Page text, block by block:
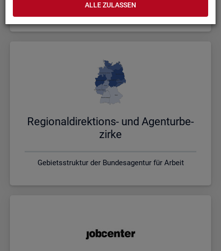
ALLE ZULASSEN
Politische Gebietsstruktur
Re­gio­nal­di­rek­ti­ons- und Agen­tur­be­
zir­ke
Gebietsstruktur der Bundesagentur für Arbeit